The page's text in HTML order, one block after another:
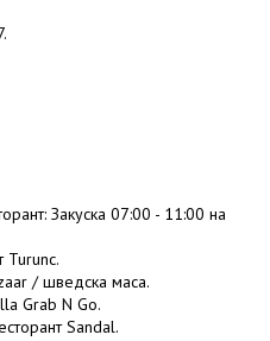
Закуска 07:00 - 11:00 на
Turunc.
/ шведска маса.
Grab N Go.
Sandal.